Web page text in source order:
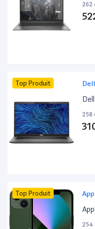
262
Top Produit Dell
258
Top Produit
254